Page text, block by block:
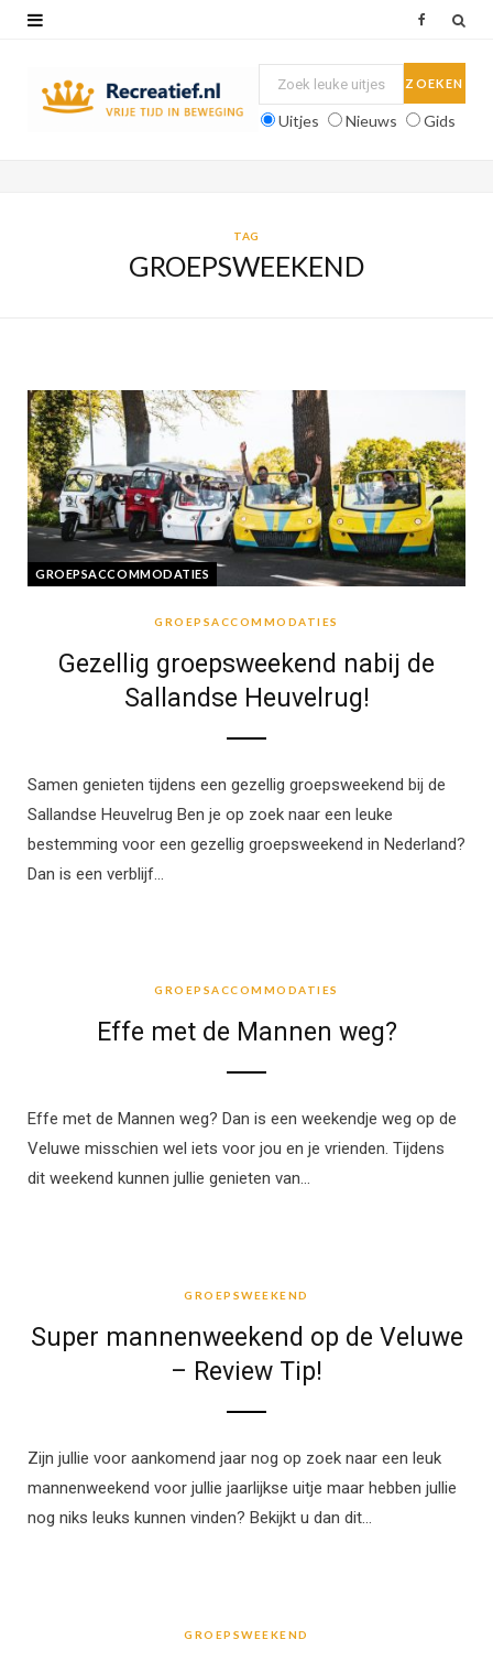
Uitjes Nieuws Gids
TAG
GROEPSWEEKEND
GROEPSACCOMMODATIES
GROEPSACCOMMODATIES
Gezellig groepsweekend nabij de
Sallandse Heuvelrug!
Samen genieten tijdens een gezellig groepsweekend bij de
Sallandse Heuvelrug Ben je op zoek naar een leuke
bestemming voor een gezellig groepsweekend in Nederland?
Dan is een verblijf…
GROEPSACCOMMODATIES
Effe met de Mannen weg?
Effe met de Mannen weg? Dan is een weekendje weg op de
Veluwe misschien wel iets voor jou en je vrienden. Tijdens
dit weekend kunnen jullie genieten van…
GROEPSWEEKEND
Super mannenweekend op de Veluwe
– Review Tip!
Zijn jullie voor aankomend jaar nog op zoek naar een leuk
mannenweekend voor jullie jaarlijkse uitje maar hebben jullie
nog niks leuks kunnen vinden? Bekijkt u dan dit…
GROEPSWEEKEND